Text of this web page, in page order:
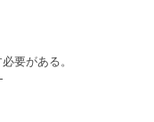
要がある。